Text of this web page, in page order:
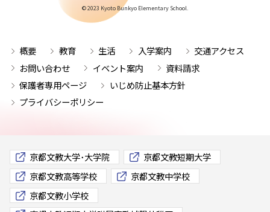
© 2023 Kyoto Bunkyo Elementary School.
概要 教育 生活 入学案内
交通アクセス
お問い合わせ
イベント案内
資料請求
保護者専用ページ
いじめ防止基本方針
プライバシーポリシー
京都文教大学･大学院
京都文教短期大学
京都文教高等学校
京都文教中学校
京都文教小学校